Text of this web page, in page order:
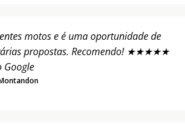
motos e é uma oportunidade de
propostas. Recomendo! ★★★★★